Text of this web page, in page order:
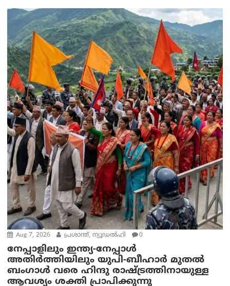
Aug 7, 2026 പ്രശാന്ത്, ന്യൂഡല്‍ഹി 0
നേപ്പാളിലും ഇന്ത്യ-നേപ്പാൾ
അതിർത്തിയിലും യുപി-ബീഹാർ മുതൽ
ബംഗാൾ വരെ ഹിന്ദു രാഷ്ട്രത്തിനായുള്ള
ആവശ്യം ശക്തി പ്രാപിക്കുന്നു